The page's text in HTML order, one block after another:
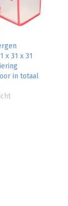
x 31 x 31
in totaal